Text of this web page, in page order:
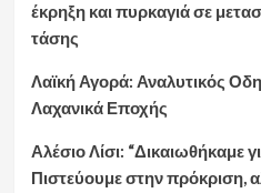
έκρηξη και πυρκαγιά σε
τάσης
Λαϊκή Αγορά: Αναλυτικός
Λαχανικά Εποχής
Αλέσιο Λίσι: “Δικαιωθήκαμε
Πιστεύουμε στην πρόκριση,